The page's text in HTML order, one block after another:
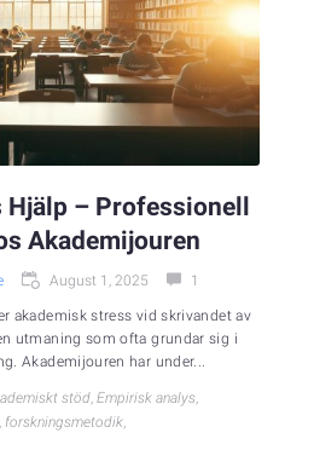
Hjälp – Professionell
Akademijouren
August 1, 2025 1
akademisk stress vid skrivandet av
utmaning som ofta grundar sig i
Akademijouren har under...
stöd, Empirisk analys,
, forskningsmetodik,